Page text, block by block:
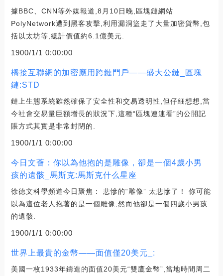
據BBC、CNN等外媒報道,8月10日晚,區塊鏈網站
PolyNetwork遭到黑客攻擊,利用漏洞盜走了大量加密貨幣,包
括以太坊等,總計價值約6.1億美元.
1900/1/1 0:00:00
橋接互聯網的加密應用跨鏈門戶——盛大公鏈_區塊
鏈:STD
鏈上生態系統雖然確保了安全性和交易透明性,但仔細想想,當
今社會交易量巨額增長的狀況下,這種“區塊連連看”的公開記
賬方式其實是非常封閉的.
1900/1/1 0:00:00
今日文薈：你以為他抱的是雕像，卻是一個4歲小男
孩的遺骸_馬斯克:馬斯克什么星座
徐德文科學頻道今日聚焦： 悲慘的“雕像” 太悲慘了！ 你可能
以為這位老人抱著的是一個雕像,然而他卻是一個四歲小男孩
的遺骸.
1900/1/1 0:00:00
世界上最貴的金幣——面值僅20美元_:
美國一枚1933年鑄造的面值20美元“雙鷹金幣”,當地時間周二